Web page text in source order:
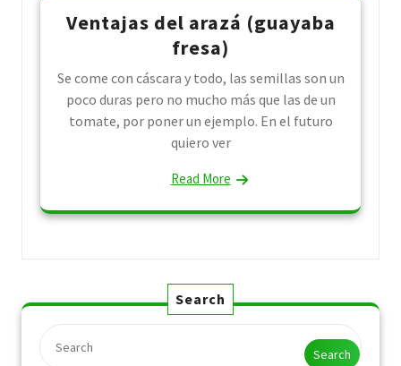
Ventajas del arazá (guayaba
fresa)
Se come con cáscara y todo, las semillas son un
poco duras pero no mucho más que las de un
tomate, por poner un ejemplo. En el futuro
quiero ver
Read More
Search
Search